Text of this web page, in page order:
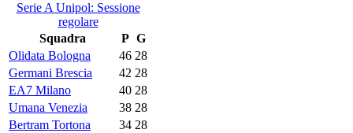
Serie A Unipol: Sessione
regolare
Squadra
P G
Olidata Bologna
46 28
Germani Brescia
42 28
EA7 Milano
40 28
Umana Venezia
38 28
Bertram Tortona
34 28